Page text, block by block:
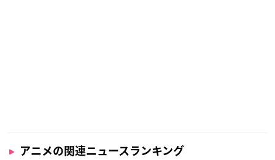
アニメの関連ニュースランキング